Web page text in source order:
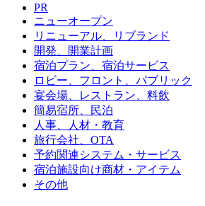
PR
ニューオープン
リニューアル、リブランド
開発、開業計画
宿泊プラン、宿泊サービス
ロビー、フロント、パブリック
宴会場、レストラン、料飲
簡易宿所、民泊
人事、人材・教育
旅行会社、OTA
予約関連システム・サービス
宿泊施設向け商材・アイテム
その他